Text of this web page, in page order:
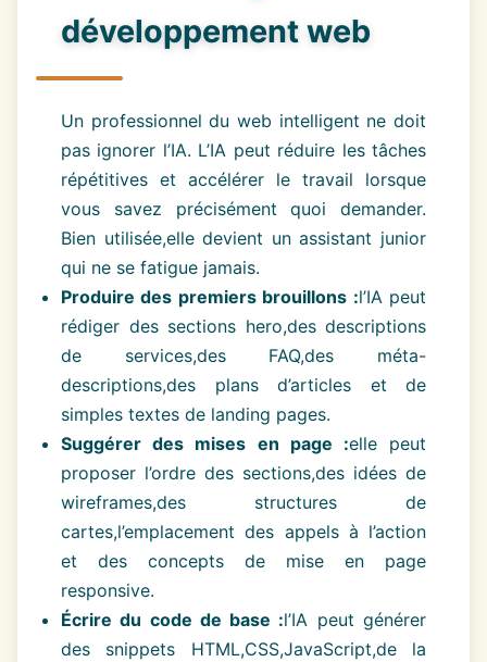
développement web
Un professionnel du web intelligent ne doit
pas ignorer l’IA. L’IA peut réduire les tâches
répétitives et accélérer le travail lorsque
vous savez précisément quoi demander.
Bien utilisée,elle devient un assistant junior
qui ne se fatigue jamais.
Produire des premiers brouillons :l’IA peut
rédiger des sections hero,des descriptions
de services,des FAQ,des méta-
descriptions,des plans d’articles et de
simples textes de landing pages.
Suggérer des mises en page :elle peut
proposer l’ordre des sections,des idées de
wireframes,des structures de
cartes,l’emplacement des appels à l’action
et des concepts de mise en page
responsive.
Écrire du code de base :l’IA peut générer
des snippets HTML,CSS,JavaScript,de la